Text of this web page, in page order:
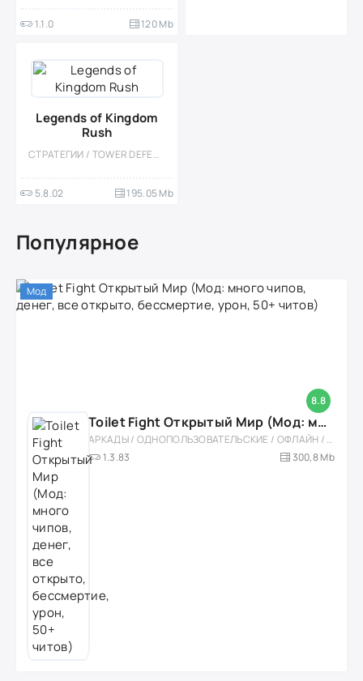
1.1.0 120 Mb
Legends of Kingdom
Rush
СТРАТЕГИИ / TOWER DEFENCE / ОДНОПОЛЬЗОВАТЕЛЬСКИЕ / ВСТРОЕННЫЙ КЕШ / СТИЛИЗАЦИЯ
5.8.02 195.05 Mb
Популярное
8.8
Мод
Toilet Fight Открытый Мир (Мод: много чипов, денег, все открыто, бессмертие, урон, 50+ читов)
АРКАДЫ / ОДНОПОЛЬЗОВАТЕЛЬСКИЕ / ОФЛАЙН / МОД / РОЛЕВЫЕ / ШУТЕРЫ / ОТКРЫТЫЙ МИР / ВСТРОЕННЫЙ КЕШ / 3D / ЭКШЕНЫ / ТУАЛЕТНЫЕ ВОЙНЫ / ДЛЯ ДЕТЕЙ
1.3.83
300,8 Mb